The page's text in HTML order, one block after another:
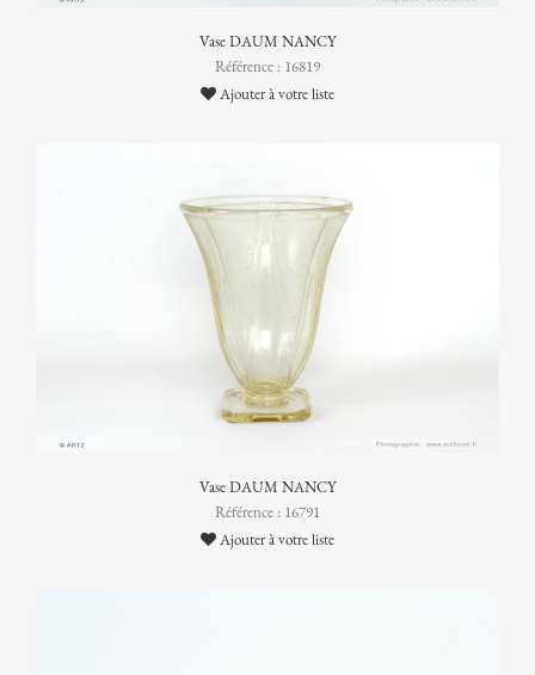
Vase DAUM NANCY
Référence : 16819
Ajouter à votre liste
Vase DAUM NANCY
Référence : 16791
Ajouter à votre liste